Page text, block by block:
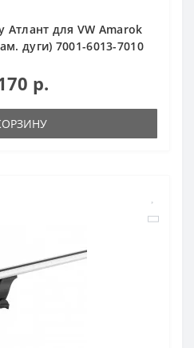
для VW Amarok
дуги) 7001-6013-7010
р.